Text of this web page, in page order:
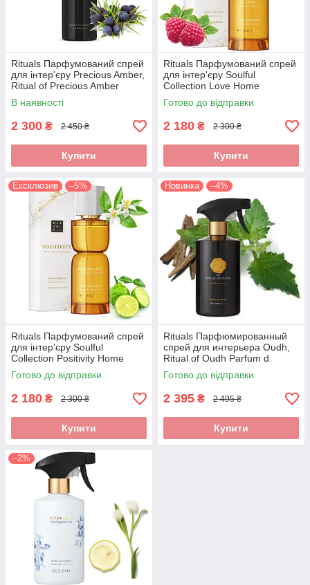
Rituals Парфумований спрей
для інтер'єру Precious Amber,
Ritual of Precious Amber
Parfum d'interieur,
Нідерланди, 500 мл
В наявності
2 300 ₴ 2 450 ₴
Купити
Rituals Парфумований спрей
для інтер'єру Soulful
Collection Love Home
Perfume, Нідерланди, 200мл
Готово до відправки
2 180 ₴ 2 300 ₴
Купити
Ексклюзив –5%
Rituals Парфумований спрей
для інтер'єру Soulful
Collection Positivity Home
Perfume Нідерланди, 200мл
Готово до відправки
2 180 ₴ 2 300 ₴
Купити
Новинка –4%
Rituals Парфюмированный
спрей для интерьера Oudh,
Ritual of Oudh Parfum d
´Interieur, Нідерланди, 500 мл
Готово до відправки
2 395 ₴ 2 495 ₴
Купити
–2%